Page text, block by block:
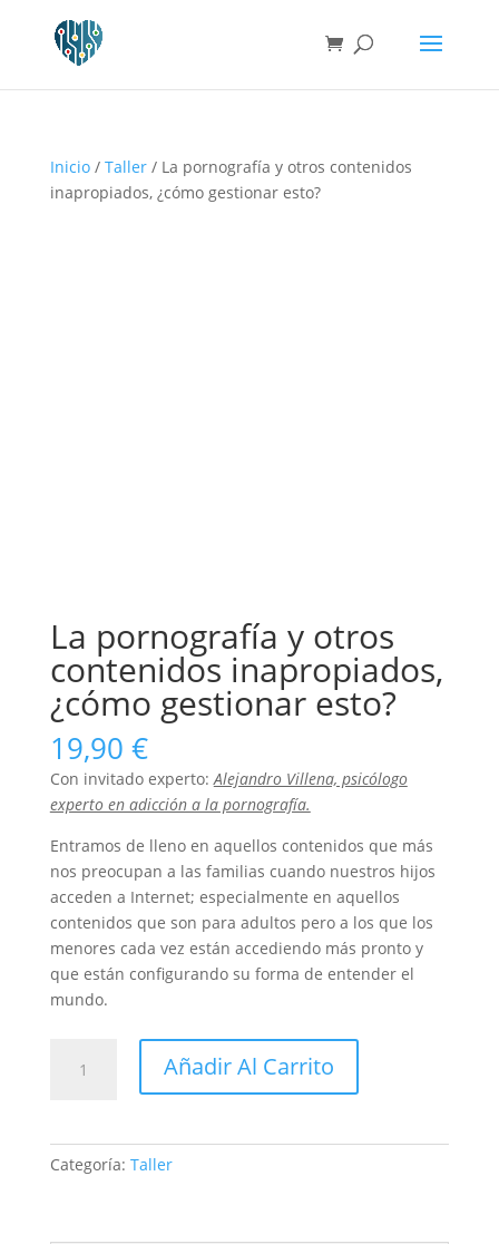
Inicio/ Taller/ La pornografía y otros contenidos
inapropiados, ¿cómo gestionar esto?
La pornografía y otros
contenidos inapropiados,
¿cómo gestionar esto?
19,90 €
Con invitado experto:Alejandro Villena, psicólogo
experto en adicción a la pornografía.
Entramos de lleno en aquellos contenidos que más
nos preocupan a las familias cuando nuestros hijos
acceden a Internet; especialmente en aquellos
contenidos que son para adultos pero a los que los
menores cada vez están accediendo más pronto y
que están configurando su forma de entender el
mundo.
pornografía
contenidos
inapropiados,
Añadir Al Carrito
Categoría: Taller